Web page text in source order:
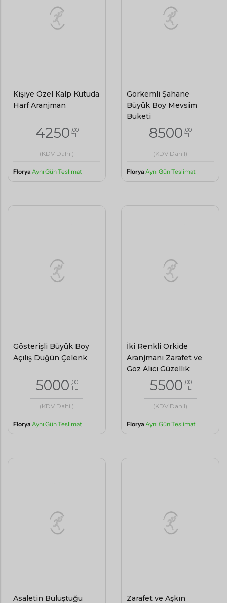
Kişiye Özel Kalp Kutuda
Harf Aranjman
4250 ,00
TL
(KDV Dahil)
Florya Aynı Gün Teslimat
Görkemli Şahane
Büyük Boy Mevsim
Buketi
8500 ,00
TL
(KDV Dahil)
Florya Aynı Gün Teslimat
Gösterişli Büyük Boy
Açılış Düğün Çelenk
5000 ,00
TL
(KDV Dahil)
Florya Aynı Gün Teslimat
İki Renkli Orkide
Aranjmanı Zarafet ve
Göz Alıcı Güzellik
5500 ,00
TL
(KDV Dahil)
Florya Aynı Gün Teslimat
Asaletin Buluştuğu
Zarafet ve Aşkın